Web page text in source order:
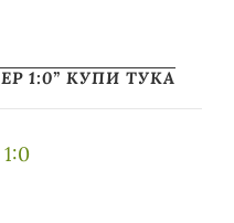
1:0” КУПИ ТУКА